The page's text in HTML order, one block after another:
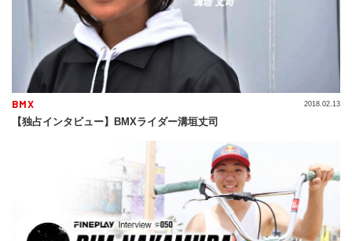
BMX
【独占インタビュー】BMXライダー溝垣丈司
2018.02.13